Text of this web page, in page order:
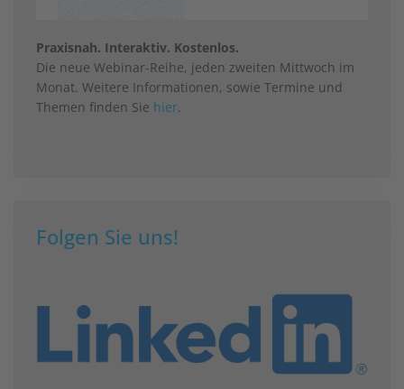
Praxisnah. Interaktiv. Kostenlos.
Die neue Webinar-Reihe, jeden zweiten Mittwoch im
Monat. Weitere Informationen, sowie Termine und
Themen finden Sie hier.
Folgen Sie uns!